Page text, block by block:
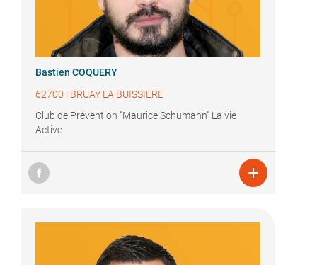
Bastien COQUERY
62700 | BRUAY LA BUISSIERE
Club de Prévention "Maurice Schumann" La vie
Active
